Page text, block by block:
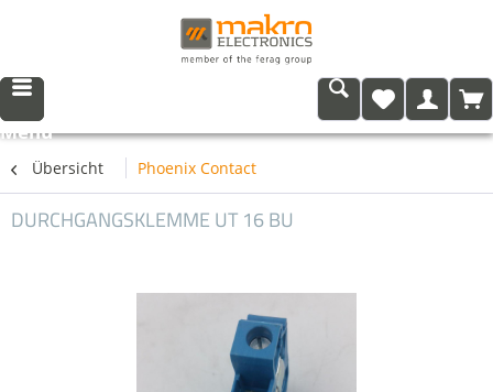
Menü
Übersicht Phoenix Contact
DURCHGANGSKLEMME UT 16 BU